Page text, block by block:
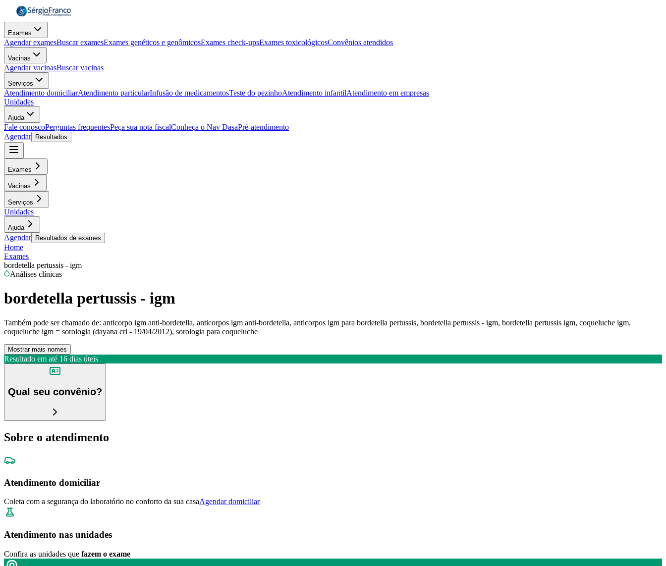
Exames
Agendar examesBuscar examesExames genéticos e genômicosExames check-upsExames toxicológicosConvênios atendidos
Vacinas
Agendar vacinasBuscar vacinas
Serviços
Atendimento domiciliarAtendimento particularInfusão de medicamentosTeste do pezinhoAtendimento infantilAtendimento em empresas
Unidades
Ajuda
Fale conoscoPerguntas frequentesPeça sua nota fiscalConheça o Nav DasaPré-atendimento
Agendar
Resultados
Exames
Vacinas
Serviços
Unidades
Ajuda
Agendar Resultados de exames
Home
Exames
bordetella pertussis - igm
Análises clínicas
bordetella pertussis - igm
Também pode ser chamado de: anticorpo igm anti-bordetella, anticorpos igm anti-bordetella, anticorpos igm para bordetella pertussis, bordetella pertussis - igm, bordetella pertussis igm, coqueluche igm,
coqueluche igm = sorologia (dayana crl - 19/04/2012), sorologia para coqueluche
Mostrar mais nomes
Resultado em até 16 dias úteis
Qual seu convênio?
Sobre o atendimento
Atendimento domiciliar
Coleta com a segurança do laboratório no conforto da sua casaAgendar domiciliar
Atendimento nas unidades
Confira as unidades que fazem o exame